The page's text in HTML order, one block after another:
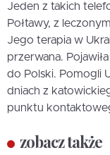
Jeden z takich
Połtawy, z
Jego terapia w
przerwana.
do Polski. Pomogli
dniach z
punktu
zobacz także